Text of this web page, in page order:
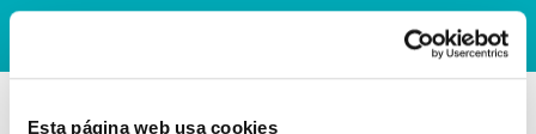
Esta página web usa cookies